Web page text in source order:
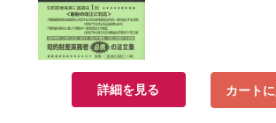
詳細を見る カート